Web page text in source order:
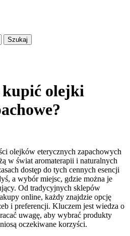
kupić olejki
olejków eterycznych zapachowych
w świat aromaterapii i naturalnych
dostęp do tych cennych esencji
a wybór miejsc, gdzie można je
Od tradycyjnych sklepów
online, każdy znajdzie opcję
i preferencji. Kluczem jest wiedza o
uwagę, aby wybrać produkty
oczekiwane korzyści.